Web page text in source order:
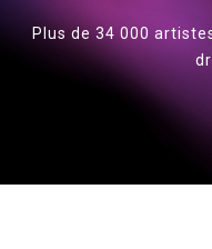
Plus de 34 000